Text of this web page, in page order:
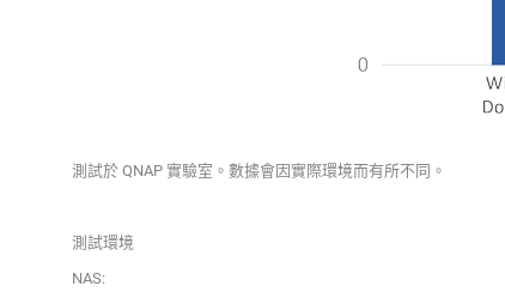
測試於 QNAP 實驗室。數據會因實際環境而有所不同。
測試環境
NAS: